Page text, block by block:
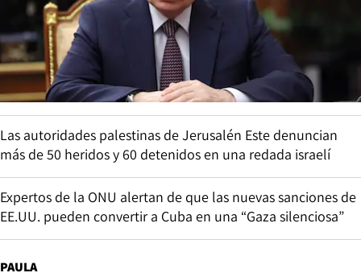
Las autoridades palestinas de Jerusalén Este denuncian
más de 50 heridos y 60 detenidos en una redada israelí
Expertos de la ONU alertan de que las nuevas sanciones de
EE.UU. pueden convertir a Cuba en una “Gaza silenciosa”
PAULA